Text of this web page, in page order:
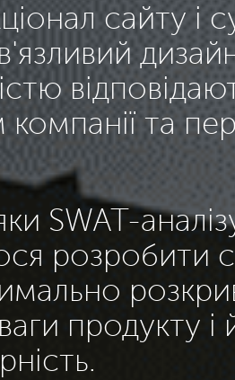
сайту і
компанії та
SWAT-
розробити
продукту і